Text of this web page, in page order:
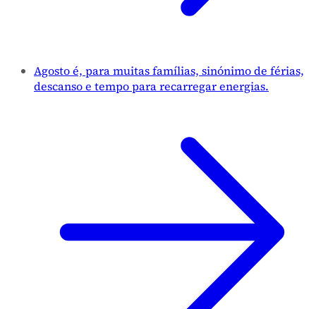
Agosto é, para muitas famílias, sinónimo de férias,
descanso e tempo para recarregar energias.